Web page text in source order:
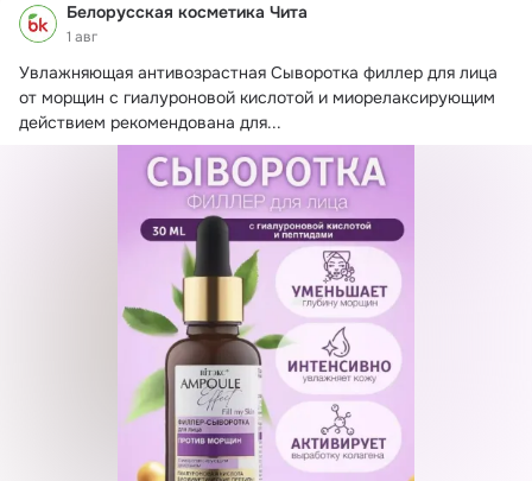
Белорусская косметика Чита
1 авг
Увлажняющая антивозрастная Сыворотка филлер для лица
от морщин с гиалуроновой кислотой и миорелаксирующим
действием рекомендована для...